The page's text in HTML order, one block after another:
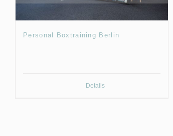
Personal Boxtraining Berlin
Details